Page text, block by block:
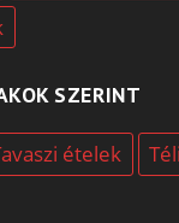
SZERINT
ételek